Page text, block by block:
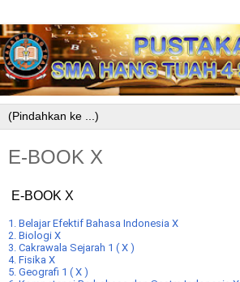
E-BOOK X
E-BOOK X
1. Belajar Efektif Bahasa Indonesia X
2. Biologi X
3. Cakrawala Sejarah 1 ( X )
4. Fisika X
5. Geografi 1 ( X )